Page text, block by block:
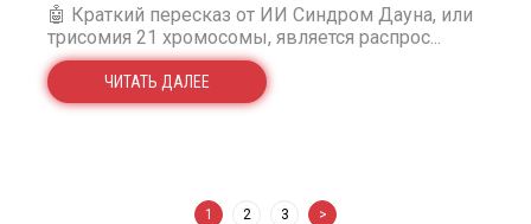
🤖 Краткий пересказ от ИИ Синдром Дауна, или
трисомия 21 хромосомы, является распрос...
ЧИТАТЬ ДАЛЕЕ
1 2 3 >